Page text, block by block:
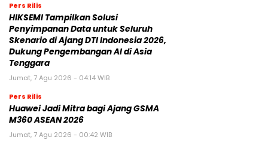
Pers Rilis
HIKSEMI Tampilkan Solusi
Penyimpanan Data untuk Seluruh
Skenario di Ajang DTI Indonesia 2026,
Dukung Pengembangan AI di Asia
Tenggara
Jumat, 7 Agu 2026 - 04:14 WIB
Pers Rilis
Huawei Jadi Mitra bagi Ajang GSMA
M360 ASEAN 2026
Jumat, 7 Agu 2026 - 00:42 WIB